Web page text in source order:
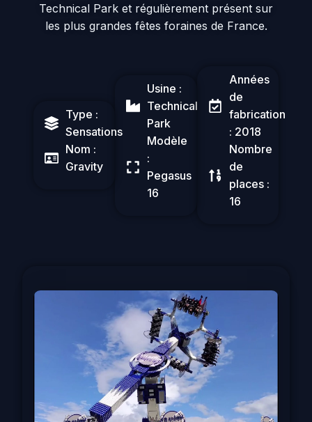
Technical Park et régulièrement présent sur
les plus grandes fêtes foraines de France.
Type :
Sensations
Nom :
Gravity
Usine :
Technical
Park
Modèle
:
Pegasus
16
Années
de
fabrication
: 2018
Nombre
de
places :
16